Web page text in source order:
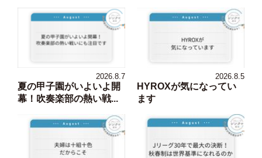
2026.8.7
夏の甲子園がいよいよ開
幕！吹奏楽部の熱い戦...
2026.8.5
HYROXが気になってい
ます